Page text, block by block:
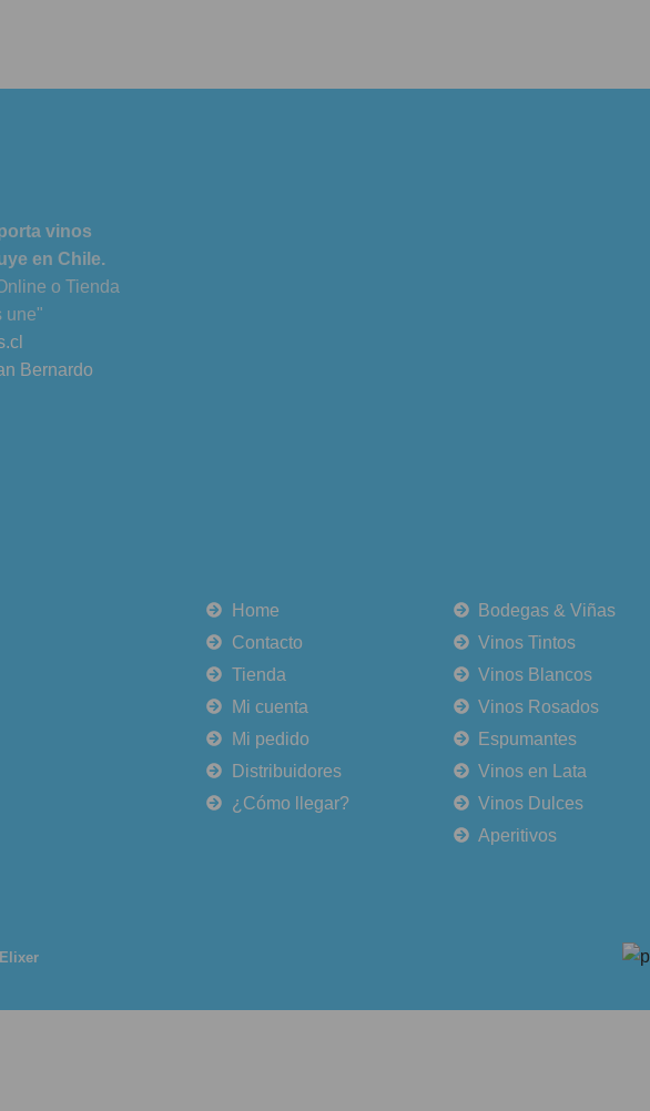
vinos
en Chile.
o Tienda
une"
Bernardo
Home
Contacto
Tienda
Mi cuenta
Mi pedido
Distribuidores
¿Cómo llegar?
Bodegas & Viñas
Vinos Tintos
Vinos Blancos
Vinos Rosados
Espumantes
Vinos en Lata
Vinos Dulces
Aperitivos
Elixer